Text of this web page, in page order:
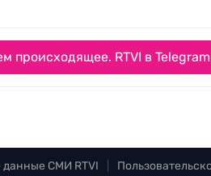
происходящее. RTVI в Telegram
СМИ RTVI